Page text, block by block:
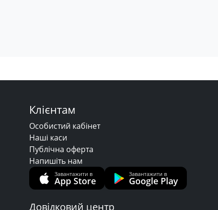
Клієнтам
Особистий кабінет
Наші каси
Публічна оферта
Напишіть нам
Завантажити в
App Store
Завантажити в
Google Play
Довідковий центр